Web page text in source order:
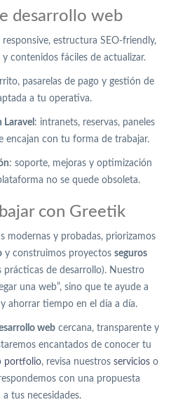
desarrollo web
responsive, estructura SEO-friendly,
contenidos fáciles de actualizar.
pasarelas de pago y gestión de
a tu operativa.
: intranets, reservas, paneles
encajan con tu forma de trabajar.
: soporte, mejoras y optimización
no se quede obsoleta.
con Greetik
modernas y probadas, priorizamos
y construimos proyectos seguros
prácticas de desarrollo). Nuestro
una web”, sino que te ayude a
ahorrar tiempo en el día a día.
web cercana, transparente y
encantados de conocer tu
portfolio, revisa nuestros servicioso
con una propuesta
a tus necesidades.